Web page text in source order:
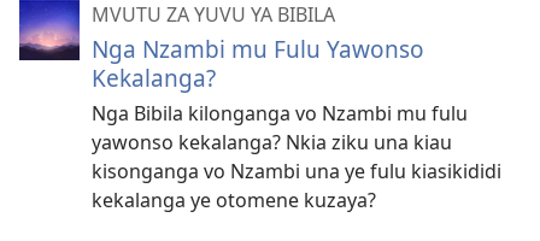
MVUTU ZA YUVU YA BIBILA
Nga Nzambi mu Fulu Yawonso
Kekalanga?
Nga Bibila kilonganga vo Nzambi mu fulu
yawonso kekalanga? Nkia ziku una kiau
kisonganga vo Nzambi una ye fulu kiasikididi
kekalanga ye otomene kuzaya?